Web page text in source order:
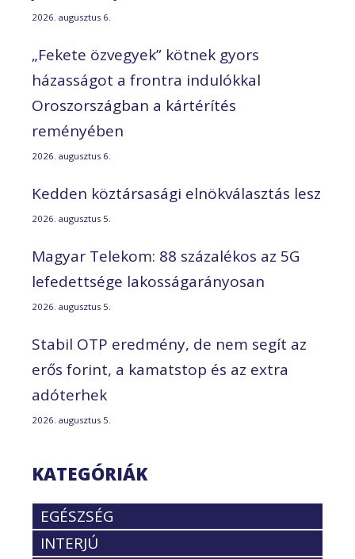
2026. augusztus 6.
„Fekete özvegyek” kötnek gyors
házasságot a frontra indulókkal
Oroszországban a kártérítés
reményében
2026. augusztus 6.
Kedden köztársasági elnökválasztás lesz
2026. augusztus 5.
Magyar Telekom: 88 százalékos az 5G
lefedettsége lakosságarányosan
2026. augusztus 5.
Stabil OTP eredmény, de nem segít az
erős forint, a kamatstop és az extra
adóterhek
2026. augusztus 5.
KATEGÓRIÁK
EGÉSZSÉG
INTERJÚ